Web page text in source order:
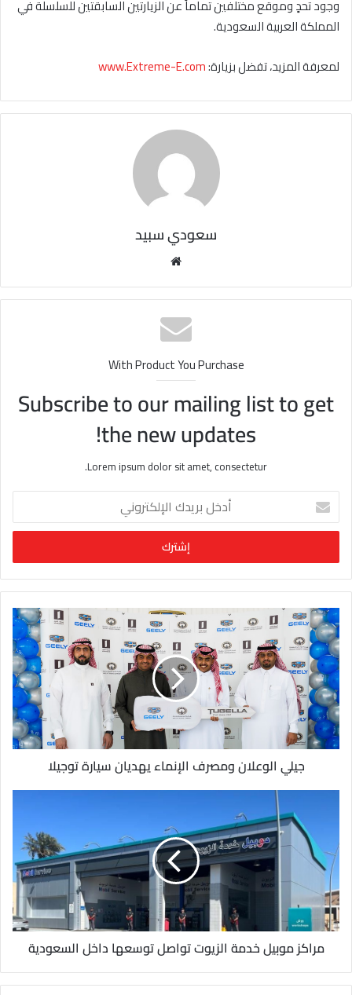
وجود تحدٍ وموقع مختلفين تماماً عن الزيارتين السابقتين للسلسلة في
المملكة العربية السعودية.
لمعرفة المزيد، تفضل بزيارة:www.Extreme-E.com
سعودي سبيد
الوي
ب
With Product You Purchase
Subscribe to our mailing list to get
the new updates!
Lorem ipsum dolor sit amet, consectetur.
خ
ب
ر
ي
د
ك
ا
ل
إ
ل
ك
ت
ر
ي
جيلي الوعلان ومصرف الإنماء يهديان سيارة توجيلا
مراكز موبيل خدمة الزيوت تواصل توسعها داخل السعودية